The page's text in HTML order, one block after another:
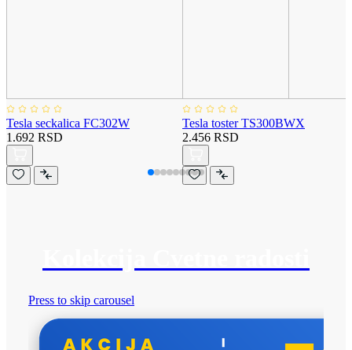
Tesla seckalica FC302W
1.692 RSD
Tesla toster TS300BWX
2.456 RSD
Press to skip carousel